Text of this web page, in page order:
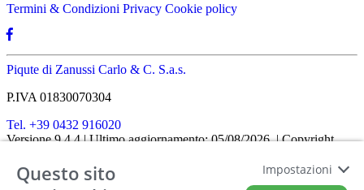
Termini & Condizioni Privacy Cookie policy
Piqute di Zanussi Carlo & C. S.a.s.
P.IVA 01830070304
Tel. +39 0432 916020
Versione 9.4.4 | Ultimo aggiornamento: 05/08/2026 | Copyright
Home| Chi siamo| Approfondimenti
FATTO CON IL
DA EUROBUSINESS
Questo sito
Impostazioni